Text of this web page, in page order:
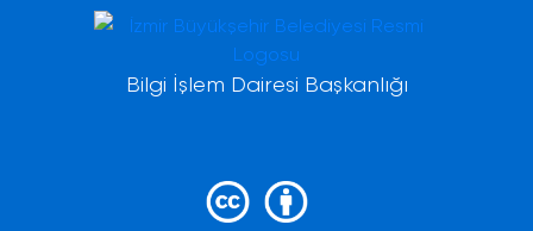
Bilgi İşlem Dairesi Başkanlığı